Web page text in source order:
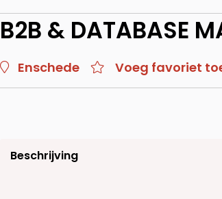
B2B & DATABASE
Enschede Voeg favoriet
Beschrijving